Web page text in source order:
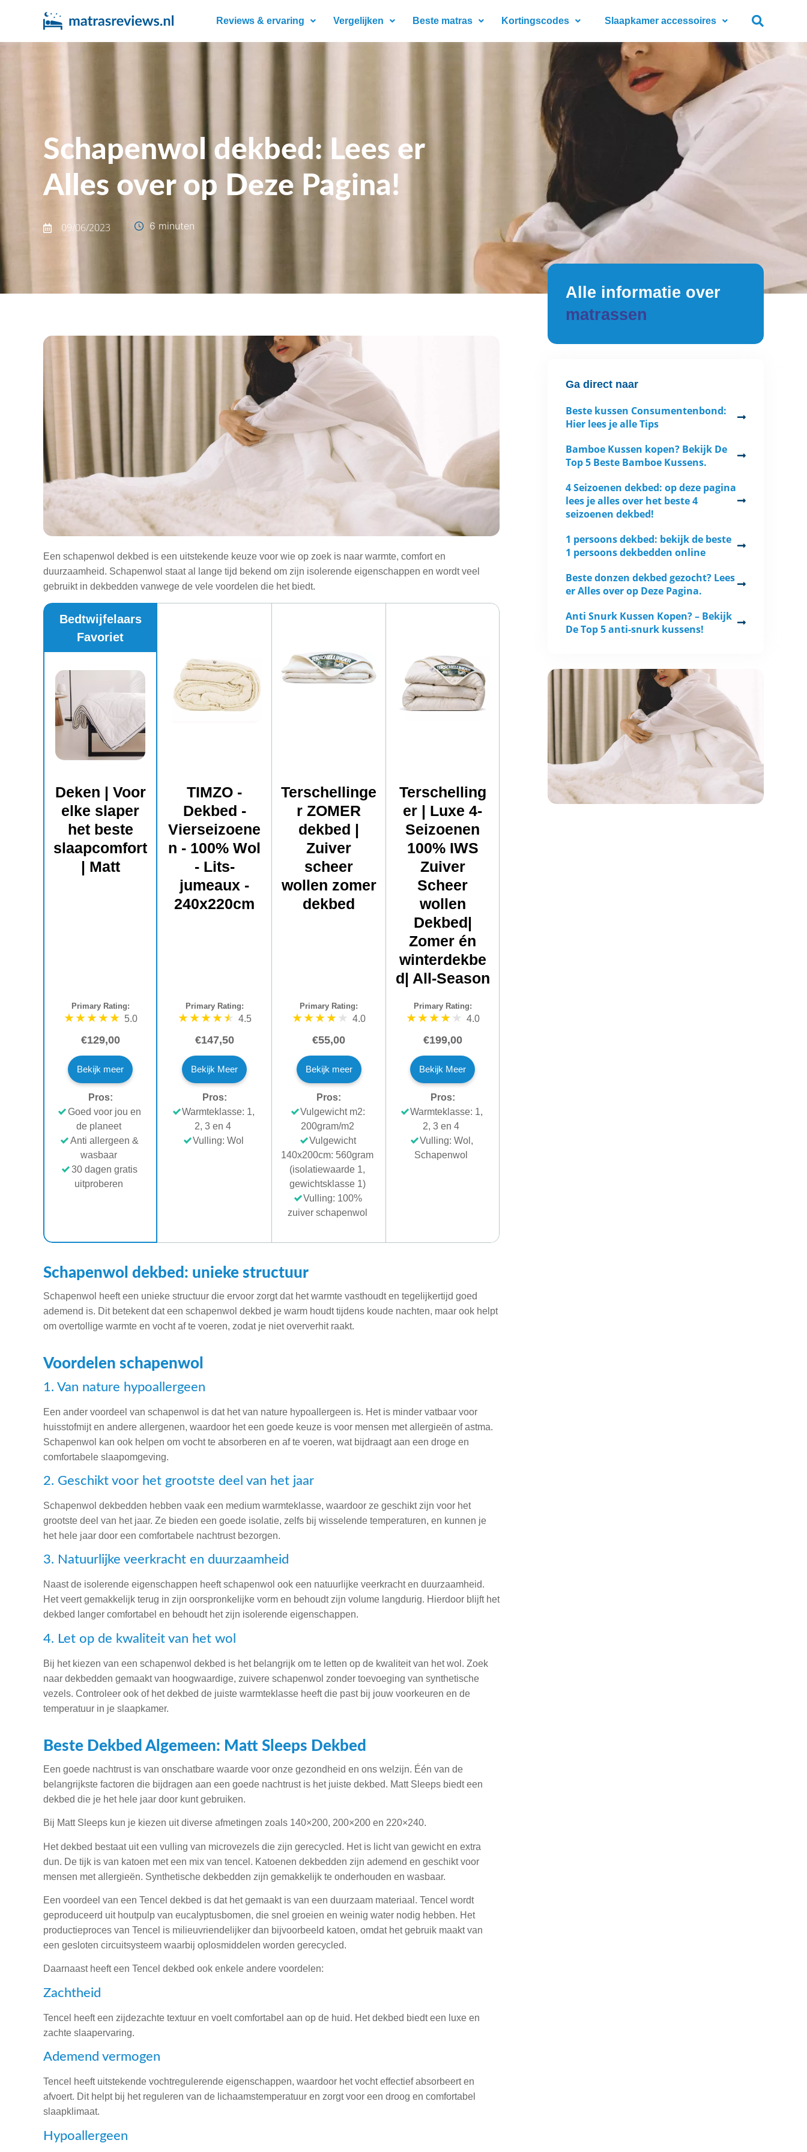
Reviews & ervaring Vergelijken Beste matras Kortingscodes Slaapkamer accessoires
Schapenwol dekbed: Lees er
Alles over op Deze Pagina!
09/06/2023 6 minuten
Een schapenwol dekbed is een uitstekende keuze voor wie op zoek is naar warmte, comfort en
duurzaamheid. Schapenwol staat al lange tijd bekend om zijn isolerende eigenschappen en wordt veel
gebruikt in dekbedden vanwege de vele voordelen die het biedt.
Bedtwijfelaars
Favoriet
Deken | Voor
elke slaper
het beste
slaapcomfort
| Matt
TIMZO -
Dekbed -
Vierseizoene
n - 100% Wol
- Lits-
jumeaux -
240x220cm
Terschellinge
r ZOMER
dekbed |
Zuiver
scheer
wollen zomer
dekbed
Terschelling
er | Luxe 4-
Seizoenen
100% IWS
Zuiver
Scheer
wollen
Dekbed|
Zomer én
winterdekbe
d| All-Season
Primary Rating:
5.0
Primary Rating:
4.5
Primary Rating:
4.0
Primary Rating:
4.0
€129,00 €147,50 €55,00 €199,00
Bekijk meer Bekijk Meer Bekijk meer Bekijk Meer
Pros:
Goed voor jou en
de planeet
Anti allergeen &
wasbaar
30 dagen gratis
uitproberen
Pros:
Warmteklasse: 1,
2, 3 en 4
Vulling: Wol
Pros:
Vulgewicht m2:
200gram/m2
Vulgewicht
140x200cm: 560gram
(isolatiewaarde 1,
gewichtsklasse 1)
Vulling: 100%
zuiver schapenwol
Pros:
Warmteklasse: 1,
2, 3 en 4
Vulling: Wol,
Schapenwol
Schapenwol dekbed: unieke structuur
Schapenwol heeft een unieke structuur die ervoor zorgt dat het warmte vasthoudt en tegelijkertijd goed
ademend is. Dit betekent dat een schapenwol dekbed je warm houdt tijdens koude nachten, maar ook helpt
om overtollige warmte en vocht af te voeren, zodat je niet oververhit raakt.
Voordelen schapenwol
1. Van nature hypoallergeen
Een ander voordeel van schapenwol is dat het van nature hypoallergeen is. Het is minder vatbaar voor
huisstofmijt en andere allergenen, waardoor het een goede keuze is voor mensen met allergieën of astma.
Schapenwol kan ook helpen om vocht te absorberen en af te voeren, wat bijdraagt aan een droge en
comfortabele slaapomgeving.
2. Geschikt voor het grootste deel van het jaar
Schapenwol dekbedden hebben vaak een medium warmteklasse, waardoor ze geschikt zijn voor het
grootste deel van het jaar. Ze bieden een goede isolatie, zelfs bij wisselende temperaturen, en kunnen je
het hele jaar door een comfortabele nachtrust bezorgen.
3. Natuurlijke veerkracht en duurzaamheid
Naast de isolerende eigenschappen heeft schapenwol ook een natuurlijke veerkracht en duurzaamheid.
Het veert gemakkelijk terug in zijn oorspronkelijke vorm en behoudt zijn volume langdurig. Hierdoor blijft het
dekbed langer comfortabel en behoudt het zijn isolerende eigenschappen.
4. Let op de kwaliteit van het wol
Bij het kiezen van een schapenwol dekbed is het belangrijk om te letten op de kwaliteit van het wol. Zoek
naar dekbedden gemaakt van hoogwaardige, zuivere schapenwol zonder toevoeging van synthetische
vezels. Controleer ook of het dekbed de juiste warmteklasse heeft die past bij jouw voorkeuren en de
temperatuur in je slaapkamer.
Beste Dekbed Algemeen: Matt Sleeps Dekbed
Een goede nachtrust is van onschatbare waarde voor onze gezondheid en ons welzijn. Één van de
belangrijkste factoren die bijdragen aan een goede nachtrust is het juiste dekbed. Matt Sleeps biedt een
dekbed die je het hele jaar door kunt gebruiken.
Bij Matt Sleeps kun je kiezen uit diverse afmetingen zoals 140×200, 200×200 en 220×240.
Het dekbed bestaat uit een vulling van microvezels die zijn gerecycled. Het is licht van gewicht en extra
dun. De tijk is van katoen met een mix van tencel. Katoenen dekbedden zijn ademend en geschikt voor
mensen met allergieën. Synthetische dekbedden zijn gemakkelijk te onderhouden en wasbaar.
Een voordeel van een Tencel dekbed is dat het gemaakt is van een duurzaam materiaal. Tencel wordt
geproduceerd uit houtpulp van eucalyptusbomen, die snel groeien en weinig water nodig hebben. Het
productieproces van Tencel is milieuvriendelijker dan bijvoorbeeld katoen, omdat het gebruik maakt van
een gesloten circuitsysteem waarbij oplosmiddelen worden gerecycled.
Daarnaast heeft een Tencel dekbed ook enkele andere voordelen:
Zachtheid
Tencel heeft een zijdezachte textuur en voelt comfortabel aan op de huid. Het dekbed biedt een luxe en
zachte slaapervaring.
Ademend vermogen
Tencel heeft uitstekende vochtregulerende eigenschappen, waardoor het vocht effectief absorbeert en
afvoert. Dit helpt bij het reguleren van de lichaamstemperatuur en zorgt voor een droog en comfortabel
slaapklimaat.
Hypoallergeen
Alle informatie over
matrassen
Ga direct naar
Beste kussen Consumentenbond:
Hier lees je alle Tips
Bamboe Kussen kopen? Bekijk De
Top 5 Beste Bamboe Kussens.
4 Seizoenen dekbed: op deze pagina
lees je alles over het beste 4
seizoenen dekbed!
1 persoons dekbed: bekijk de beste
1 persoons dekbedden online
Beste donzen dekbed gezocht? Lees
er Alles over op Deze Pagina.
Anti Snurk Kussen Kopen? – Bekijk
De Top 5 anti-snurk kussens!